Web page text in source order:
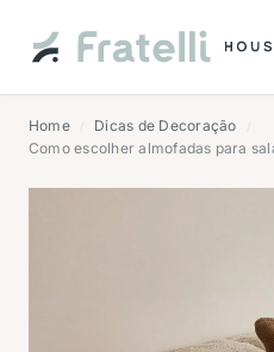
Home Dicas de Decoração
Como escolher almofadas para